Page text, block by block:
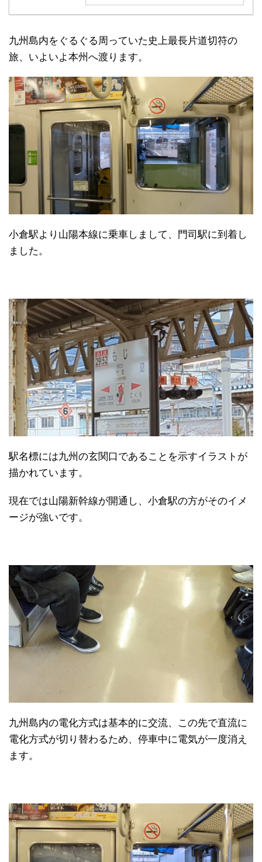
縦断(10)
九州島内をぐるぐる周っていた史上最長片道切符の
旅、いよいよ本州へ渡ります。
小倉駅より山陽本線に乗車しまして、門司駅に到着し
ました。
駅名標には九州の玄関口であることを示すイラストが
描かれています。
現在では山陽新幹線が開通し、小倉駅の方がそのイメ
ージが強いです。
九州島内の電化方式は基本的に交流、この先で直流に
電化方式が切り替わるため、停車中に電気が一度消え
ます。